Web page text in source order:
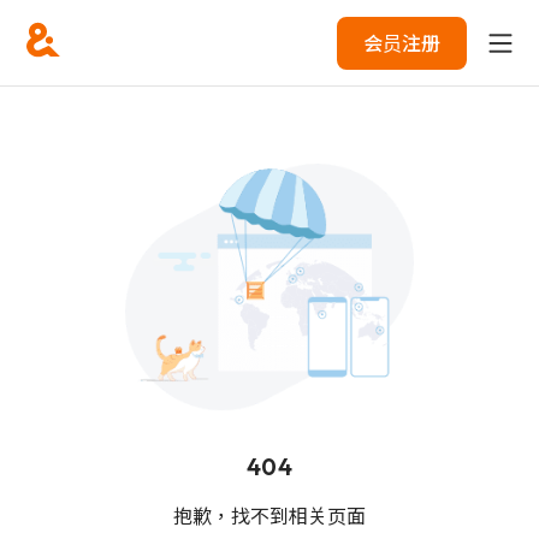
会员注册
404
抱歉，找不到相关页面